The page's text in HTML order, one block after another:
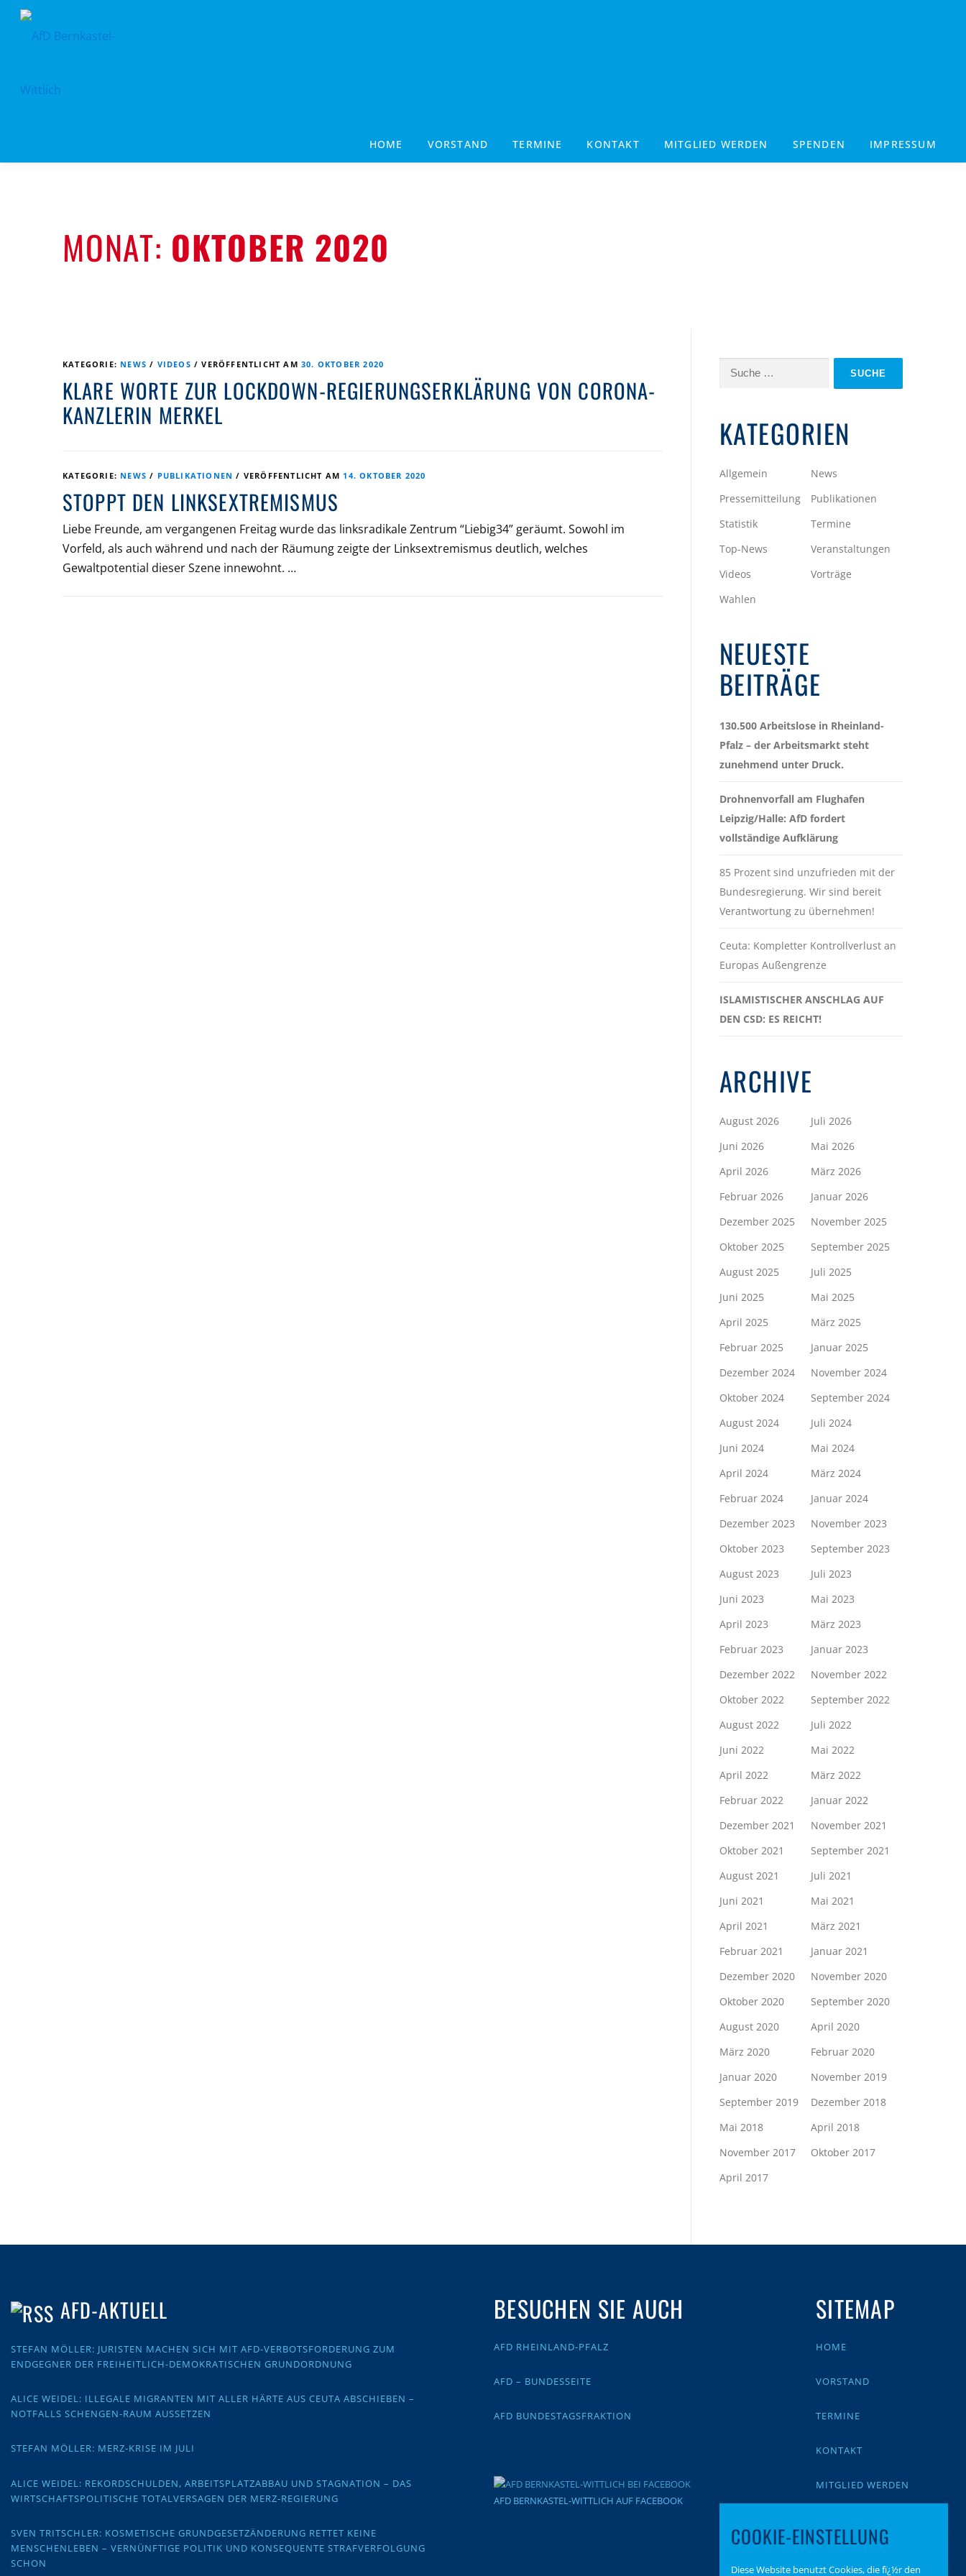
Zum
HOME VORSTAND TERMINE KONTAKT MITGLIED WERDEN SPENDEN IMPRESSUM
MONAT: OKTOBER 2020
KATEGORIE: NEWS / VIDEOS /VERÖFFENTLICHT AM30. OKTOBER 2020
KLARE WORTE ZUR LOCKDOWN-REGIERUNGSERKLÄRUNG VON CORONA-
KANZLERIN MERKEL
KATEGORIE: NEWS / PUBLIKATIONEN / VERÖFFENTLICHT AM 14. OKTOBER 2020
STOPPT DEN LINKSEXTREMISMUS
Liebe Freunde, am vergangenen Freitag wurde das linksradikale Zentrum “Liebig34” geräumt. Sowohl im
Vorfeld, als auch während und nach der Räumung zeigte der Linksextremismus deutlich, welches
Gewaltpotential dieser Szene innewohnt. …
Suche
KATEGORIEN
Allgemein
News
Pressemitteilung
Publikationen
Statistik
Termine
Top-News
Veranstaltungen
Videos
Vorträge
Wahlen
NEUESTE
BEITRÄGE
130.500 Arbeitslose in Rheinland-
Pfalz – der Arbeitsmarkt steht
zunehmend unter Druck.
Drohnenvorfall am Flughafen
Leipzig/Halle: AfD fordert
vollständige Aufklärung
85 Prozent sind unzufrieden mit der
Bundesregierung. Wir sind bereit
Verantwortung zu übernehmen!
Ceuta: Kompletter Kontrollverlust an
Europas Außengrenze
ISLAMISTISCHER ANSCHLAG AUF
DEN CSD: ES REICHT!
ARCHIVE
August 2026
Juli 2026
Juni 2026
Mai 2026
April 2026
März 2026
Februar 2026
Januar 2026
Dezember 2025
November 2025
Oktober 2025
September 2025
August 2025
Juli 2025
Juni 2025
Mai 2025
April 2025
März 2025
Februar 2025
Januar 2025
Dezember 2024
November 2024
Oktober 2024
September 2024
August 2024
Juli 2024
Juni 2024
Mai 2024
April 2024
März 2024
Februar 2024
Januar 2024
Dezember 2023
November 2023
Oktober 2023
September 2023
August 2023
Juli 2023
Juni 2023
Mai 2023
April 2023
März 2023
Februar 2023
Januar 2023
Dezember 2022
November 2022
Oktober 2022
September 2022
August 2022
Juli 2022
Juni 2022
Mai 2022
April 2022
März 2022
Februar 2022
Januar 2022
Dezember 2021
November 2021
Oktober 2021
September 2021
August 2021
Juli 2021
Juni 2021
Mai 2021
April 2021
März 2021
Februar 2021
Januar 2021
Dezember 2020
November 2020
Oktober 2020
September 2020
August 2020
April 2020
März 2020
Februar 2020
Januar 2020
November 2019
September 2019
Dezember 2018
Mai 2018
April 2018
November 2017
Oktober 2017
April 2017
AFD-AKTUELL
STEFAN MÖLLER: JURISTEN MACHEN SICH MIT AFD-VERBOTSFORDERUNG ZUM
ENDGEGNER DER FREIHEITLICH-DEMOKRATISCHEN GRUNDORDNUNG
ALICE WEIDEL: ILLEGALE MIGRANTEN MIT ALLER HÄRTE AUS CEUTA ABSCHIEBEN –
NOTFALLS SCHENGEN-RAUM AUSSETZEN
STEFAN MÖLLER: MERZ-KRISE IM JULI
ALICE WEIDEL: REKORDSCHULDEN, ARBEITSPLATZABBAU UND STAGNATION – DAS
WIRTSCHAFTSPOLITISCHE TOTALVERSAGEN DER MERZ-REGIERUNG
SVEN TRITSCHLER: KOSMETISCHE GRUNDGESETZÄNDERUNG RETTET KEINE
MENSCHENLEBEN – VERNÜNFTIGE POLITIK UND KONSEQUENTE STRAFVERFOLGUNG
SCHON
BESUCHEN SIE AUCH
AFD RHEINLAND-PFALZ
AFD – BUNDESSEITE
AFD BUNDESTAGSFRAKTION
AFD BERNKASTEL-WITTLICH AUF FACEBOOK
SITEMAP
HOME
VORSTAND
TERMINE
KONTAKT
MITGLIED WERDEN
COOKIE-EINSTELLUNG
Diese Website benutzt Cookies, die fï¿½r den